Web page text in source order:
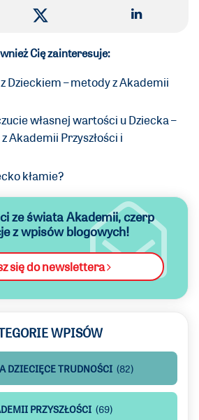
Cię zainteresuje:
Dzieckiem – metody z Akademii
własnej wartości u Dziecka –
Akademii Przyszłości i
kłamie?
ze świata Akademii,czerp
z wpisów blogowych!
się do newslettera
WPISÓW
DZIECIĘCE TRUDNOŚCI (82)
PRZYSZŁOŚCI (69)